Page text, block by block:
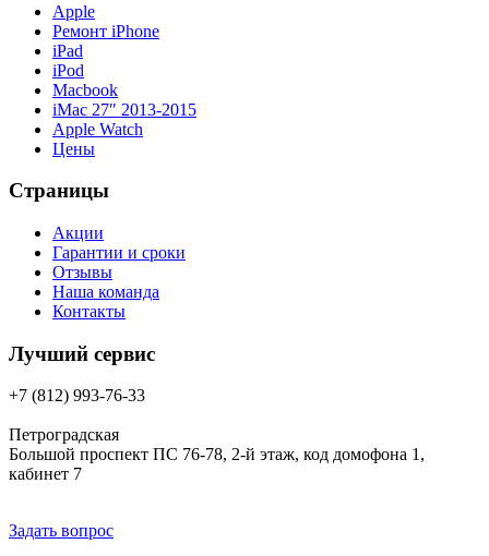
Apple
Ремонт iPhone
iPad
iPod
Macbook
iMac 27″ 2013-2015
Apple Watch
Цены
Страницы
Акции
Гарантии и сроки
Отзывы
Наша команда
Контакты
Лучший сервис
+7 (812) 993-76-33
Петроградская
Большой проспект ПС 76-78, 2-й этаж, код домофона 1,
кабинет 7
Задать вопрос